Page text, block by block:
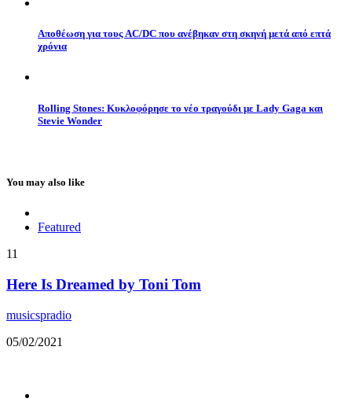
Αποθέωση για τους AC/DC που ανέβηκαν στη σκηνή μετά από επτά
χρόνια
Rolling Stones: Κυκλοφόρησε το νέο τραγούδι με Lady Gaga και
Stevie Wonder
You may also like
Featured
11
Here Is Dreamed by Toni Tom
musicspradio
05/02/2021